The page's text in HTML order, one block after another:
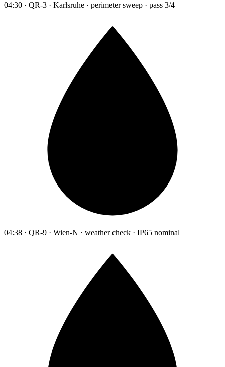
04:30 · QR-3 · Karlsruhe · perimeter sweep · pass 3/4
04:38 · QR-9 · Wien-N · weather check · IP65 nominal